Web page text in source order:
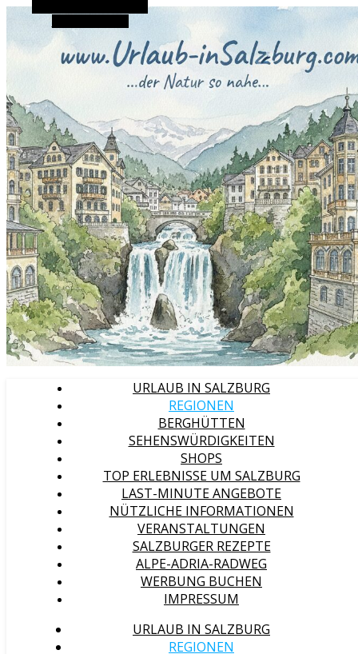
URLAUB IN SALZBURG
REGIONEN
BERGHÜTTEN
SEHENSWÜRDIGKEITEN
SHOPS
TOP ERLEBNISSE UM SALZBURG
LAST-MINUTE ANGEBOTE
NÜTZLICHE INFORMATIONEN
VERANSTALTUNGEN
SALZBURGER REZEPTE
ALPE-ADRIA-RADWEG
WERBUNG BUCHEN
IMPRESSUM
URLAUB IN SALZBURG
REGIONEN